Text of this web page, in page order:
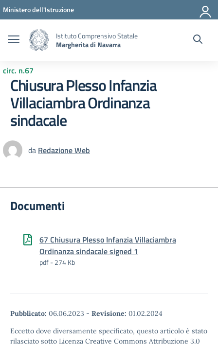
Vai ai contenuti
Vai al menu di navigazione
Vai al footer
Ministero dell'Istruzione
Istituto Comprensivo Statale
Margherita di Navarra
circ. n.67
Chiusura Plesso Infanzia
Villaciambra Ordinanza
sindacale
da Redazione Web
Documenti
67 Chiusura Plesso Infanzia Villaciambra
Ordinanza sindacale signed 1
pdf - 274 Kb
Pubblicato: 06.06.2023 - Revisione: 01.02.2024
Eccetto dove diversamente specificato, questo articolo è stato
rilasciato sotto Licenza Creative Commons Attribuzione 3.0